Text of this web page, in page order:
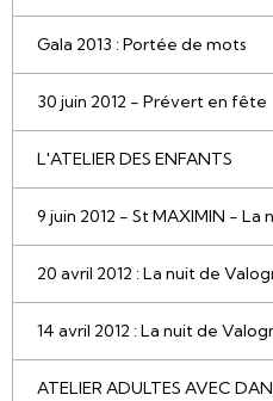
Gala 2013 : Portée de mots
30 juin 2012 - Prévert en fête
L'ATELIER DES ENFANTS
9 juin 2012 - St MAXIMIN - La
20 avril 2012 : La nuit de
14 avril 2012 : La nuit de
ATELIER ADULTES AVEC